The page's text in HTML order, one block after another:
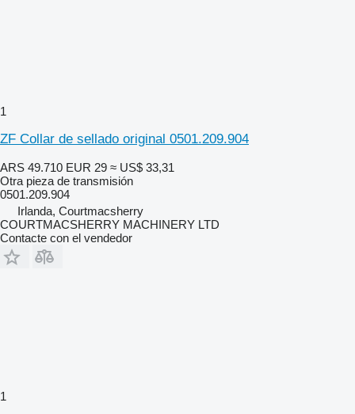
1
ZF Collar de sellado original 0501.209.904
ARS 49.710 EUR 29 ≈ US$ 33,31
Otra pieza de transmisión
0501.209.904
Irlanda, Courtmacsherry
COURTMACSHERRY MACHINERY LTD
Contacte con el vendedor
1